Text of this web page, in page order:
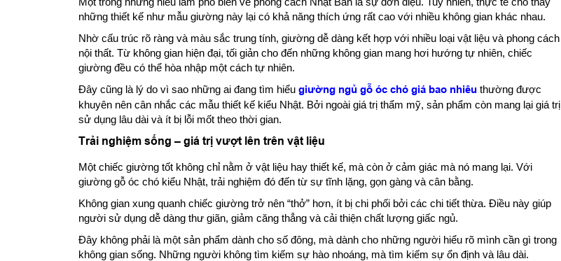
những thiết kế như mẫu giường này lại có khả năng thích ứng rất cao với nhiều không gian khác nhau.
Nhờ cấu trúc rõ ràng và màu sắc trung tính, giường dễ dàng kết hợp với nhiều loại vật liệu và phong cách
nội thất. Từ không gian hiện đại, tối giản cho đến những không gian mang hơi hướng tự nhiên, chiếc
giường đều có thể hòa nhập một cách tự nhiên.
Đây cũng là lý do vì sao những ai đang tìm hiểu giường ngủ gỗ óc chó giá bao nhiêu thường được
khuyên nên cân nhắc các mẫu thiết kế kiểu Nhật. Bởi ngoài giá trị thẩm mỹ, sản phẩm còn mang lại giá trị
sử dụng lâu dài và ít bị lỗi mốt theo thời gian.
Trải nghiệm sống – giá trị vượt lên trên vật liệu
Một chiếc giường tốt không chỉ nằm ở vật liệu hay thiết kế, mà còn ở cảm giác mà nó mang lại. Với
giường gỗ óc chó kiểu Nhật, trải nghiệm đó đến từ sự tĩnh lặng, gọn gàng và cân bằng.
Không gian xung quanh chiếc giường trở nên “thở” hơn, ít bị chi phối bởi các chi tiết thừa. Điều này giúp
người sử dụng dễ dàng thư giãn, giảm căng thẳng và cải thiện chất lượng giấc ngủ.
Đây không phải là một sản phẩm dành cho số đông, mà dành cho những người hiểu rõ mình cần gì trong
không gian sống. Những người không tìm kiếm sự hào nhoáng, mà tìm kiếm sự ổn định và lâu dài.